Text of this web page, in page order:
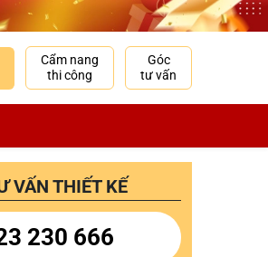
Cẩm nang
thi công
Góc
tư vấn
VẤN THIẾT KẾ
230 666